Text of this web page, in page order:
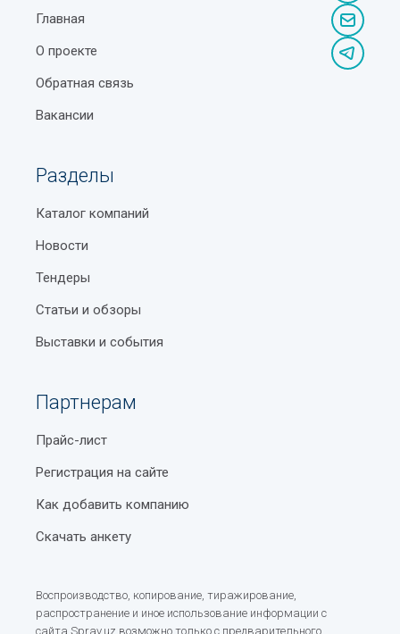
Главная
О проекте
Обратная связь
Вакансии
Разделы
Каталог компаний
Новости
Тендеры
Статьи и обзоры
Выставки и события
Партнерам
Прайс-лист
Регистрация на сайте
Как добавить компанию
Скачать анкету
Воспроизводство, копирование, тиражирование,
распространение и иное использование информации с
сайта Sprav.uz возможно только с предварительного